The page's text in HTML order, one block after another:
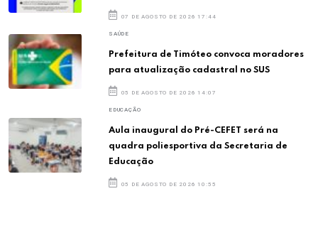
07 DE AGOSTO DE 2026 17:44
SAÚDE
Prefeitura de Timóteo convoca moradores
para atualização cadastral no SUS
05 DE AGOSTO DE 2026 14:07
EDUCAÇÃO
Aula inaugural do Pré-CEFET será na
quadra poliesportiva da Secretaria de
Educação
05 DE AGOSTO DE 2026 10:55